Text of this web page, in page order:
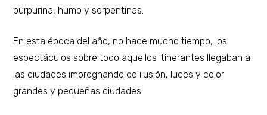
purpurina, humo y serpentinas.
En esta época del año, no hace mucho tiempo, los
espectáculos sobre todo aquellos itinerantes llegaban a
las ciudades impregnando de ilusión, luces y color
grandes y pequeñas ciudades.